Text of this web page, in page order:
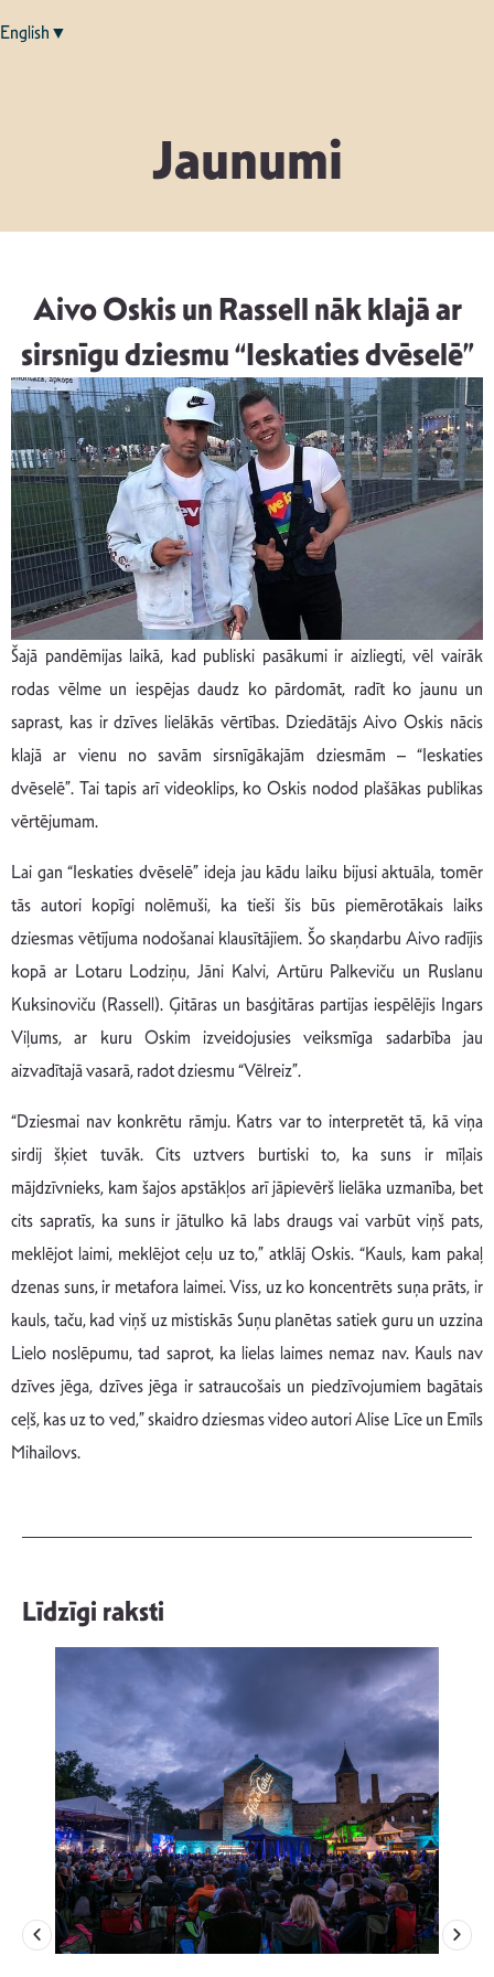
English▼
Jaunumi
Aivo Oskis un Rassell nāk klajā ar
sirsnīgu dziesmu “Ieskaties dvēselē”
Šajā pandēmijas laikā, kad publiski pasākumi ir aizliegti, vēl vairāk
rodas vēlme un iespējas daudz ko pārdomāt, radīt ko jaunu un
saprast, kas ir dzīves lielākās vērtības. Dziedātājs Aivo Oskis nācis
klajā ar vienu no savām sirsnīgākajām dziesmām – “Ieskaties
dvēselē”. Tai tapis arī videoklips, ko Oskis nodod plašākas publikas
vērtējumam.
Lai gan “Ieskaties dvēselē” ideja jau kādu laiku bijusi aktuāla, tomēr
tās autori kopīgi nolēmuši, ka tieši šis būs piemērotākais laiks
dziesmas vētījuma nodošanai klausītājiem. Šo skaņdarbu Aivo radījis
kopā ar Lotaru Lodziņu, Jāni Kalvi, Artūru Palkeviču un Ruslanu
Kuksinoviču (Rassell). Ģitāras un basģitāras partijas iespēlējis Ingars
Viļums, ar kuru Oskim izveidojusies veiksmīga sadarbība jau
aizvadītajā vasarā, radot dziesmu “Vēlreiz”.
“Dziesmai nav konkrētu rāmju. Katrs var to interpretēt tā, kā viņa
sirdij šķiet tuvāk. Cits uztvers burtiski to, ka suns ir mīļais
mājdzīvnieks, kam šajos apstākļos arī jāpievērš lielāka uzmanība, bet
cits sapratīs, ka suns ir jātulko kā labs draugs vai varbūt viņš pats,
meklējot laimi, meklējot ceļu uz to,” atklāj Oskis. “Kauls, kam pakaļ
dzenas suns, ir metafora laimei. Viss, uz ko koncentrēts suņa prāts, ir
kauls, taču, kad viņš uz mistiskās Suņu planētas satiek guru un uzzina
Lielo noslēpumu, tad saprot, ka lielas laimes nemaz nav. Kauls nav
dzīves jēga, dzīves jēga ir satraucošais un piedzīvojumiem bagātais
ceļš, kas uz to ved,” skaidro dziesmas video autori Alise Līce un Emīls
Mihailovs.
Līdzīgi raksti